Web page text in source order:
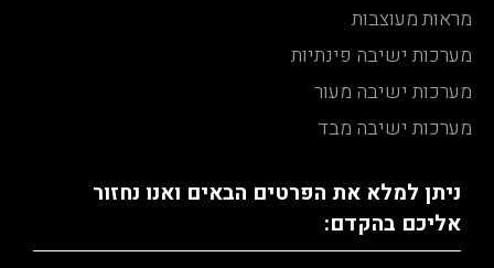
מראות מעוצבות
מערכות ישיבה פינתיות
מערכות ישיבה מעור
מערכות ישיבה מבד
ניתן למלא את הפרטים הבאים ואנו נחזור
אליכם בהקדם: